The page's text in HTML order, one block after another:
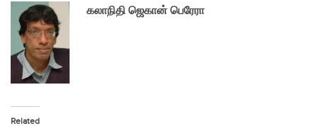
கலாநிதி ஜெகான் பெரேரா
Related